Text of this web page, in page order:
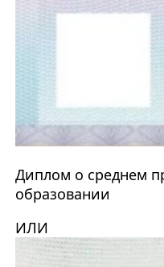
Диплом о среднем
образовании
ИЛИ